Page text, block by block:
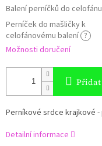
Balení perníčků do celofánu
Perníček do mašličky k
celofánovému balení ?
Možnosti doručení
Perníkové srdce krajkové
Detailní informace